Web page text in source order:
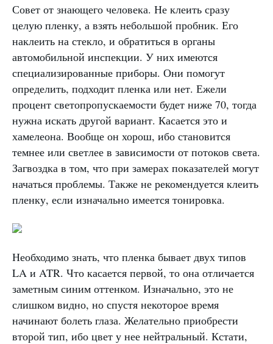
Совет от знающего человека. Не клеить сразу
целую пленку, а взять небольшой пробник. Его
наклеить на стекло, и обратиться в органы
автомобильной инспекции. У них имеются
специализированные приборы. Они помогут
определить, подходит пленка или нет. Ежели
процент светопропускаемости будет ниже 70, тогда
нужна искать другой вариант. Касается это и
хамелеона. Вообще он хорош, ибо становится
темнее или светлее в зависимости от потоков света.
Загвоздка в том, что при замерах показателей могут
начаться проблемы. Также не рекомендуется клеить
пленку, если изначально имеется тонировка.
Необходимо знать, что пленка бывает двух типов
LA и ATR. Что касается первой, то она отличается
заметным синим оттенком. Изначально, это не
слишком видно, но спустя некоторое время
начинают болеть глаза. Желательно приобрести
второй тип, ибо цвет у нее нейтральный. Кстати,